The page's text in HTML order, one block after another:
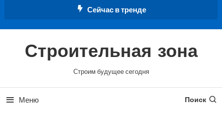
Сейчас в тренде
Строительная зона
Строим будущее сегодня
Меню Поиск